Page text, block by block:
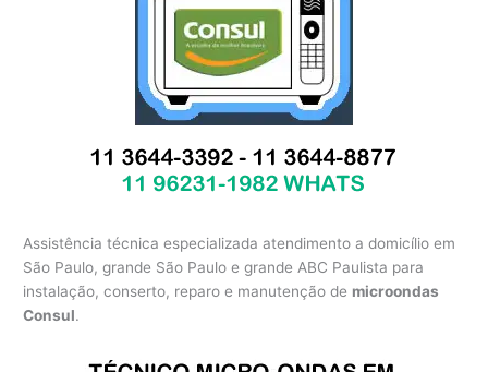
Assistência técnica especializada atendimento a domicílio em
São Paulo, grande São Paulo e grande ABC Paulista para
instalação, conserto, reparo e manutenção de microondas
Consul.